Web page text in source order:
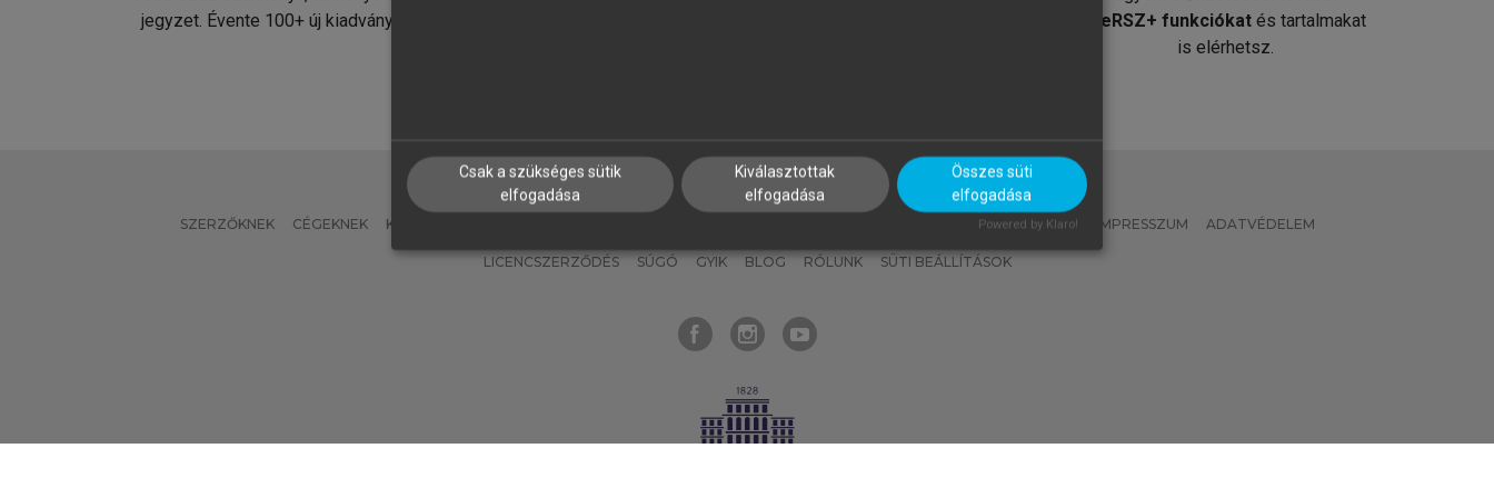
jegyzet. Évente 100+ új kiadvány.
MeRSZ+ funkciókat és tartalmakat
is elérhetsz.
SZERZŐKNEK CÉGEKNEK KÖNYVTÁROSOKNAK MI – ÁLTALÁNOS IRÁNYELVEK IMPRESSZUM ADATVÉDELEM
LICENCSZERZŐDÉS SÚGÓ GYIK BLOG RÓLUNK SÜTI BEÁLLÍTÁSOK
Csak a szükséges sütik
elfogadása
Kiválasztottak
elfogadása
Összes süti
elfogadása
Powered by Klaro!